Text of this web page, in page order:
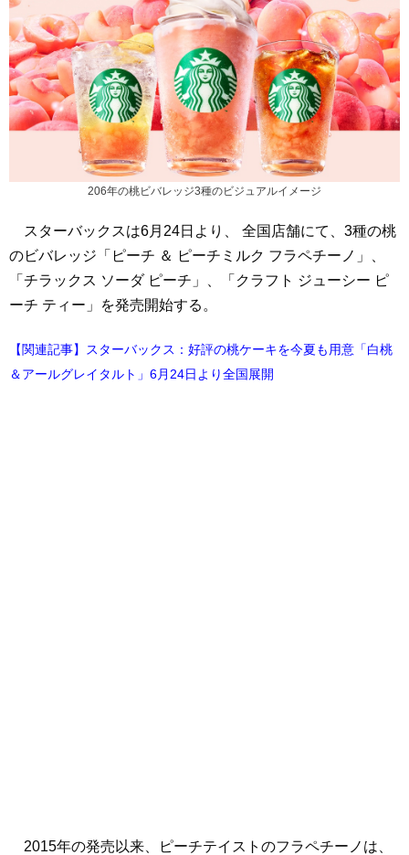
206年の桃ビバレッジ3種のビジュアルイメージ
スターバックスは6月24日より、 全国店舗にて、3種の桃
のビバレッジ「ピーチ ＆ ピーチミルク フラペチーノ」、
「チラックス ソーダ ピーチ」、「クラフト ジューシー ピ
ーチ ティー」を発売開始する。
【関連記事】スターバックス：好評の桃ケーキを今夏も用意「白桃
＆アールグレイタルト」6月24日より全国展開
2015年の発売以来、ピーチテイストのフラペチーノは、